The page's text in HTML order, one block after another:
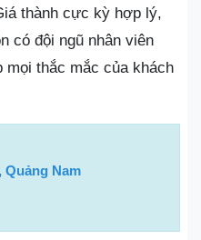
thành cực kỳ hợp lý,
có đội ngũ nhân viên
mọi thắc mắc của khách
Nam